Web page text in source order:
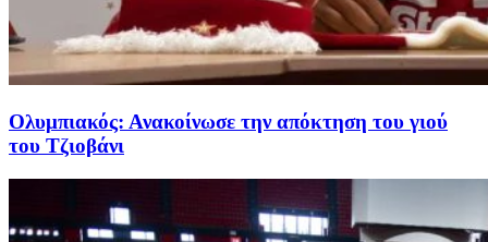
Ολυμπιακός: Ανακοίνωσε την απόκτηση του γιού
του Τζιοβάνι